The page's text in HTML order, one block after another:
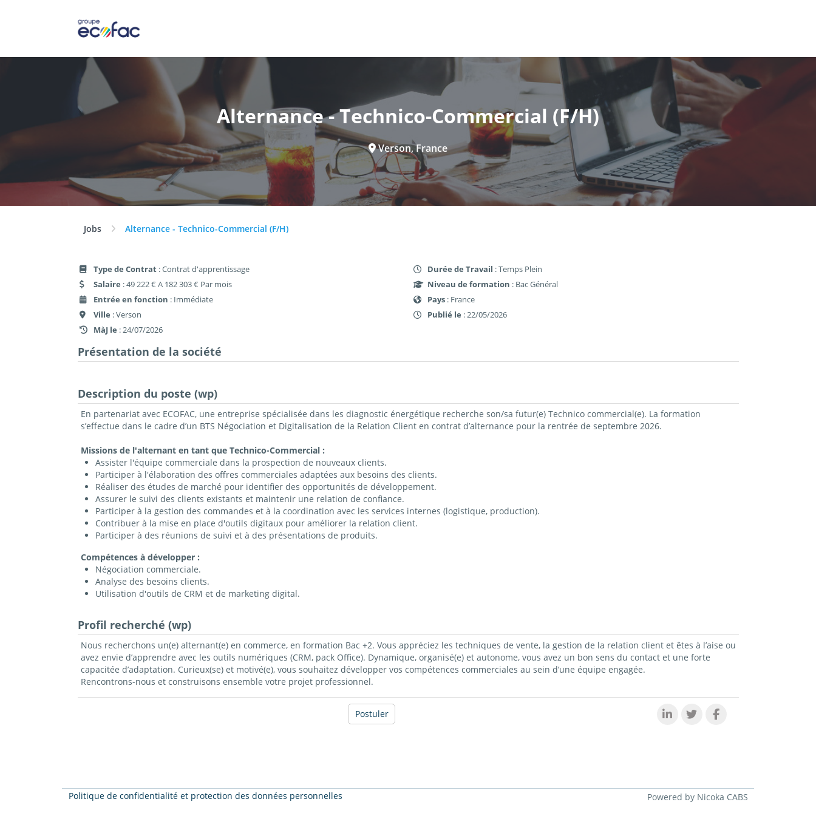
Alternance - Technico-Commercial (F/H)
Verson, France
Jobs Alternance - Technico-Commercial (F/H)
Type de Contrat : Contrat d'apprentissage
Salaire : 49 222 € A 182 303 € Par mois
Entrée en fonction : Immédiate
Ville : Verson
MàJ le : 24/07/2026
Durée de Travail : Temps Plein
Niveau de formation : Bac Général
Pays : France
Publié le : 22/05/2026
Présentation de la société
Description du poste (wp)
En partenariat avec ECOFAC, une entreprise spécialisée dans les diagnostic énergétique recherche son/sa futur(e) Technico commercial(e). La formation
s’effectue dans le cadre d’un BTS Négociation et Digitalisation de la Relation Client en contrat d’alternance pour la rentrée de septembre 2026.
Missions de l'alternant en tant que Technico-Commercial :
Assister l'équipe commerciale dans la prospection de nouveaux clients.
Participer à l'élaboration des offres commerciales adaptées aux besoins des clients.
Réaliser des études de marché pour identifier des opportunités de développement.
Assurer le suivi des clients existants et maintenir une relation de confiance.
Participer à la gestion des commandes et à la coordination avec les services internes (logistique, production).
Contribuer à la mise en place d'outils digitaux pour améliorer la relation client.
Participer à des réunions de suivi et à des présentations de produits.
Compétences à développer :
Négociation commerciale.
Analyse des besoins clients.
Utilisation d'outils de CRM et de marketing digital.
Profil recherché (wp)
Nous recherchons un(e) alternant(e) en commerce, en formation Bac +2. Vous appréciez les techniques de vente, la gestion de la relation client et êtes à l’aise ou
avez envie d’apprendre avec les outils numériques (CRM, pack Office). Dynamique, organisé(e) et autonome, vous avez un bon sens du contact et une forte
capacitée d’adaptation. Curieux(se) et motivé(e), vous souhaitez développer vos compétences commerciales au sein d’une équipe engagée.
Rencontrons-nous et construisons ensemble votre projet professionnel.
Postuler
Politique de confidentialité et protection des données personnelles Powered by Nicoka CABS